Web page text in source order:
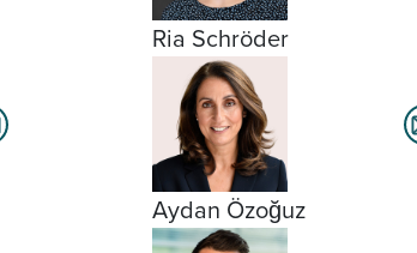
Ria Schröder
Aydan Özoğuz